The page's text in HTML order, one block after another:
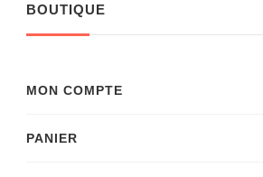
BOUTIQUE
MON COMPTE
PANIER